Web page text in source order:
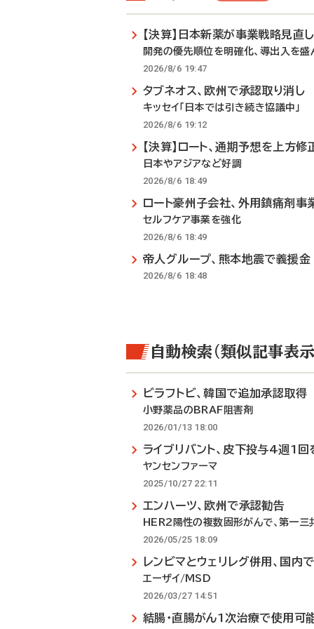
【決算】日本新薬が事業戦略見直し
開発の優先順位を明確化、導出入を盛
2026/8/6 19:47
タブネオス、欧州で承認取り消し
キッセイ「日本では引き続き協議中」
2026/8/6 19:12
【決算】ロート、通期予想を上方修
日本やアジアなど好調
2026/8/6 18:49
ロート豪州子会社、外用鎮痛剤事
セルフケア事業を強化
2026/8/6 18:49
帝人グループ、熊本地震で義援金
2026/8/6 18:48
自動検索（類似記事表示
ビラフトビ、韓国で追加承認取得
小野薬品のBRAF阻害剤
2026/01/13 18:00
ライブリバント、皮下投与4週1回
ヤンセンファーマ
2025/10/27 22:11
エンハーツ、欧州で承認勧告
HER2陽性の複数固形がんで、第一三
2026/05/25 18:09
レンビマとウェリレグ併用、国内
エーザイ/MSD
2026/03/27 14:51
結腸・直腸がん1次治療で使用可